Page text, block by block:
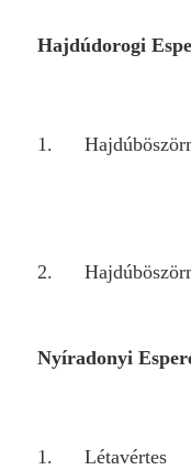
Hajdúdorogi
1.
2.
Nyíradonyi
1. Létavértes